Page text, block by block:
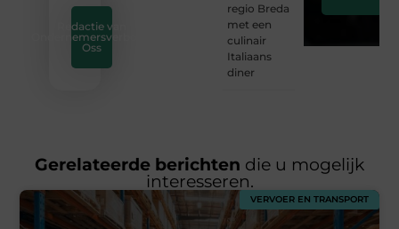
Redactie van
Ondernemersverbond
Oss
regio Breda
met een
culinair
Italiaans
diner
Gerelateerde berichten die u mogelijk
interesseren.
VERVOER EN TRANSPORT